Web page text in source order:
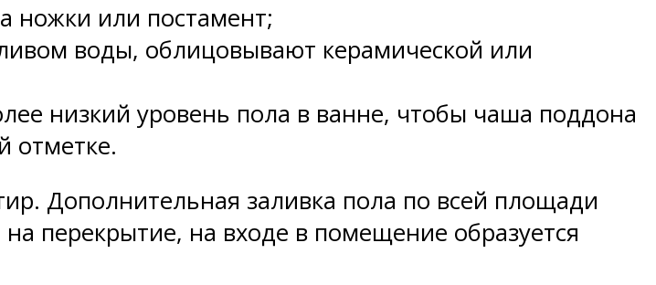
ножки или постамент;
воды, облицовывают керамической или
низкий уровень пола в ванне, чтобы чаша поддона
отметке.
Дополнительная заливка пола по всей площади
перекрытие, на входе в помещение образуется